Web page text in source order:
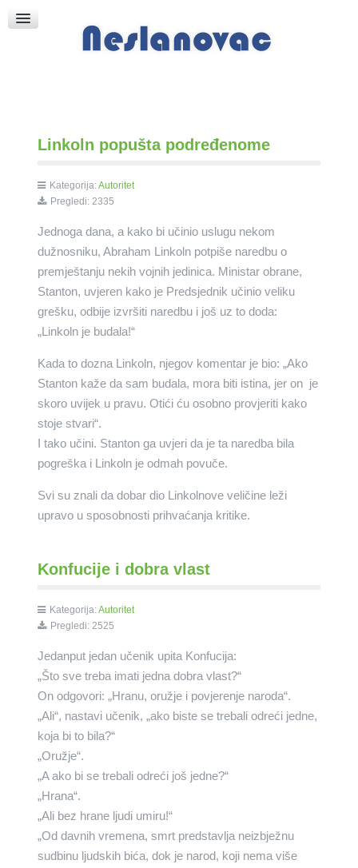
Crkva sv. Marka
Put k Bogu
Linkoln popušta podređenome
Kategorija:Autoritet
Pregledi: 2335
Jednoga dana, a kako bi učinio uslugu nekom
dužnosniku, Abraham Linkoln potpiše naredbu o
premještanju nekih vojnih jedinica. Ministar obrane,
Stanton, uvjeren kako je Predsjednik učinio veliku
grešku, odbije izvršiti naredbu i još uz to doda:
„Linkoln je budala!“
Kada to dozna Linkoln, njegov komentar je bio: „Ako
Stanton kaže da sam budala, mora biti istina, jer on je
skoro uvijek u pravu. Otići ću osobno provjeriti kako
stoje stvari“.
I tako učini. Stanton ga uvjeri da je ta naredba bila
pogreška i Linkoln je odmah povuče.
Svi su znali da dobar dio Linkolnove veličine leži
upravo u sposobnosti prihvaćanja kritike.
Konfucije i dobra vlast
Kategorija:Autoritet
Pregledi: 2525
Jedanput jedan učenik upita Konfucija:
„Što sve treba imati jedna dobra vlast?“
On odgovori: „Hranu, oružje i povjerenje naroda“.
„Ali“, nastavi učenik, „ako biste se trebali odreći jedne,
koja bi to bila?“
„Oružje“.
„A ako bi se trebali odreći još jedne?“
„Hrana“.
„Ali bez hrane ljudi umiru!“
„Od davnih vremena, smrt predstavlja neizbježnu
sudbinu ljudskih bića, dok je narod, koji nema više